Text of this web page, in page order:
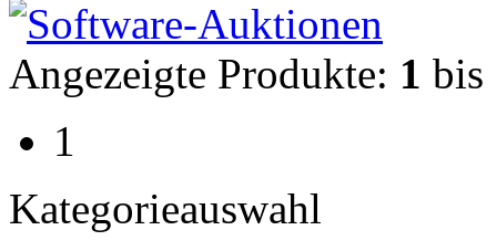
Angezeigte Produkte: 1 bis
1
Kategorieauswahl